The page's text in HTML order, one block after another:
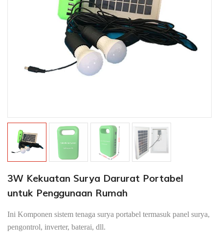
3W Kekuatan Surya Darurat Portabel
untuk Penggunaan Rumah
Ini Komponen sistem tenaga surya portabel termasuk panel surya,
pengontrol, inverter, baterai, dll.